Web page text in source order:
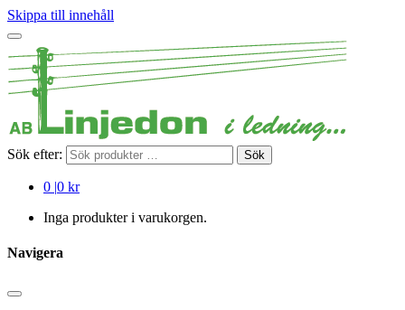
Skippa till innehåll
Sök efter: Sök
0 |0 kr
Inga produkter i varukorgen.
Navigera